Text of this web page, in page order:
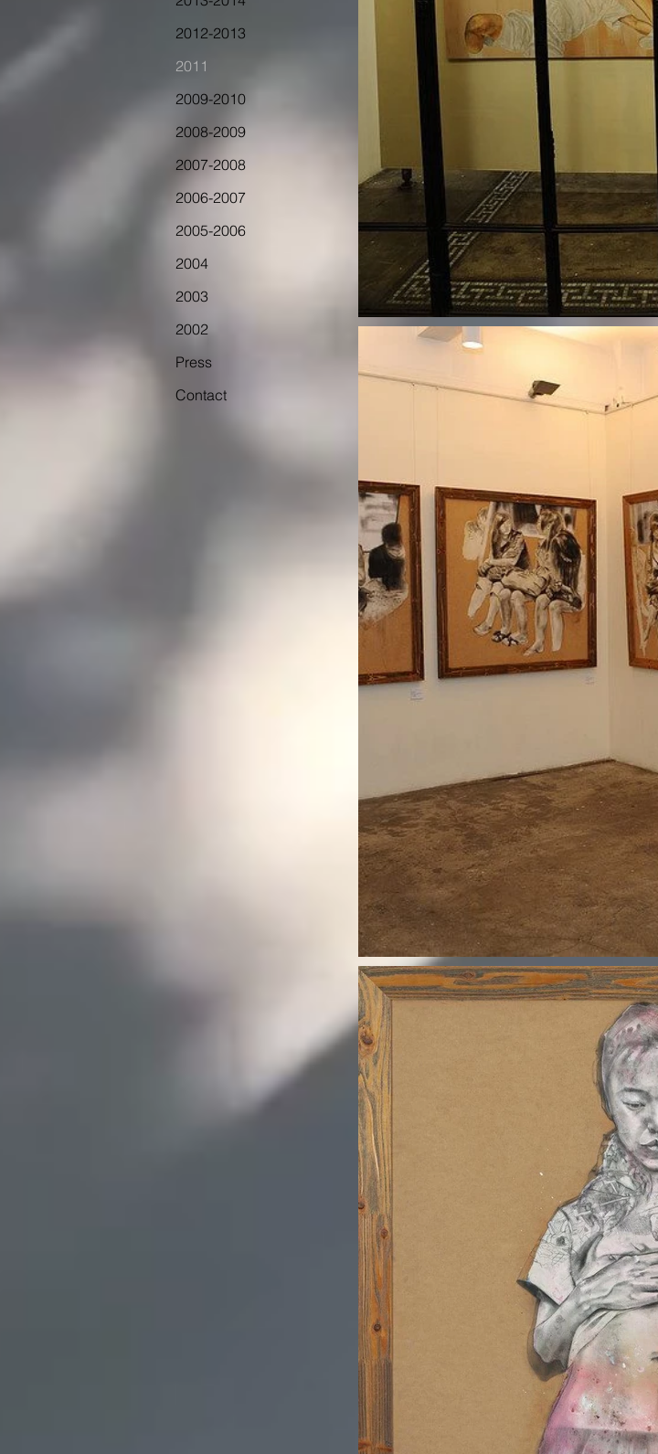
2012-2013
2011
2009-2010
2008-2009
2007-2008
2006-2007
2005-2006
2004
2003
2002
Press
Contact